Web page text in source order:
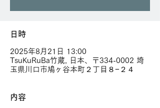
日時
2025年8月21日 13:00
TsuKuRuBa竹蔵, 日本、〒334-0002 埼
玉県川口市鳩ヶ谷本町２丁目８−２４
内容